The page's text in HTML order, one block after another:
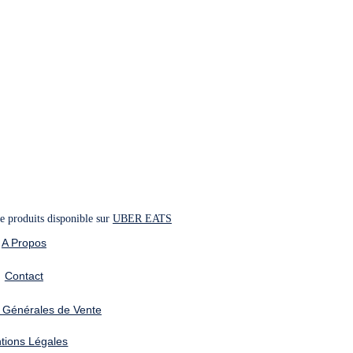
Contact
A Propos
de Vente
Légales
produits disponible sur UBER EATS